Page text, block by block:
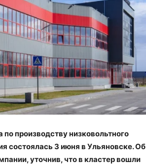
по производству низковольтного
состоялась 3 июня в Ульяновске. Об
уточнив, что в кластер вошли